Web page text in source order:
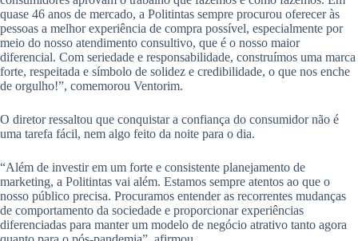
quase 46 anos de mercado, a Politintas sempre procurou oferecer às
pessoas a melhor experiência de compra possível, especialmente por
meio do nosso atendimento consultivo, que é o nosso maior
diferencial. Com seriedade e responsabilidade, construímos uma marca
forte, respeitada e símbolo de solidez e credibilidade, o que nos enche
de orgulho!”, comemorou Ventorim.
O diretor ressaltou que conquistar a confiança do consumidor não é
uma tarefa fácil, nem algo feito da noite para o dia.
“Além de investir em um forte e consistente planejamento de
marketing, a Politintas vai além. Estamos sempre atentos ao que o
nosso público precisa. Procuramos entender as recorrentes mudanças
de comportamento da sociedade e proporcionar experiências
diferenciadas para manter um modelo de negócio atrativo tanto agora